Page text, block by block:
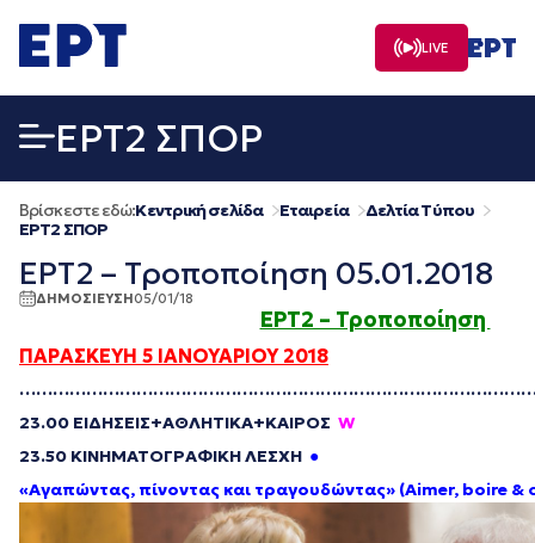
σε
περιεχόμενο
LIVE
EΡΤ2 ΣΠΟΡ
Βρίσκεστε εδώ:Κεντρική σελίδα Εταιρεία
Δελτία Τύπου
EΡΤ2 ΣΠΟΡ
ΕΡΤ2 – Τροποποίηση 05.01.2018
ΔΗΜΟΣΙΕΥΣΗ05/01/18
ΕΡΤ2 – Τροποποίηση
ΠΑΡΑΣΚΕΥΗ 5 ΙΑΝΟΥΑΡΙΟΥ 2018
23.00 ΕΙΔΗΣΕΙΣ+ΑΘΛΗΤΙΚΑ+ΚΑΙΡΟΣ W
23.50 ΚΙΝΗΜΑΤΟΓΡΑΦΙΚΗ ΛΕΣΧΗ ●
«Αγαπώντας, πίνοντας και τραγουδώντας» (Aimer, boire &